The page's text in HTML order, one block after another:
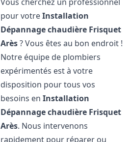
pour votreInstallation
Dépannage chaudière Frisquet
Arès? Vous êtes au bon endroit !
Notre équipe de plombiers
expérimentés est à votre
disposition pour tous vos
besoins enInstallation
Dépannage chaudière Frisquet
Arès. Nous intervenons
rapidement pour réparer ou